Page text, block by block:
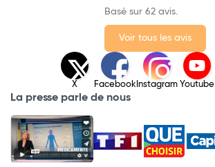
Basé sur 62 avis.
Voir tous les avis
X Facebook Instagram Youtube
La presse parle de nous